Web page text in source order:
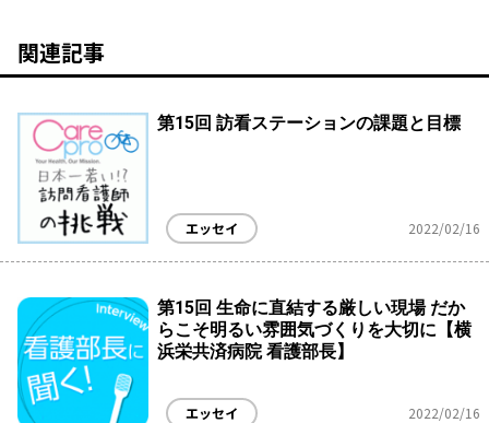
関連記事
第15回 訪看ステーションの課題と目標
エッセイ 2022/02/16
第15回 生命に直結する厳しい現場 だか
らこそ明るい雰囲気づくりを大切に【横
浜栄共済病院 看護部長】
エッセイ 2022/02/16